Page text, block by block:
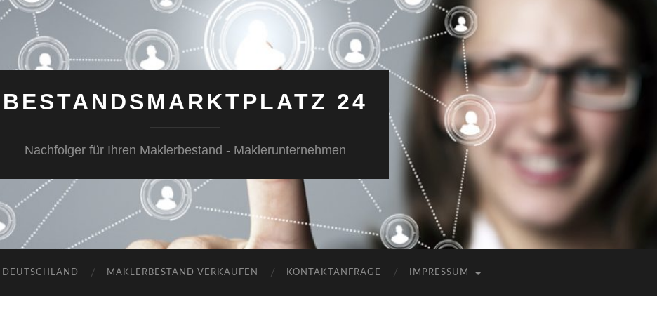
BESTANDSMARKTPLATZ 24
Nachfolger für Ihren Maklerbestand - Maklerunternehmen
DEUTSCHLAND MAKLERBESTAND VERKAUFEN KONTAKTANFRAGE IMPRESSUM